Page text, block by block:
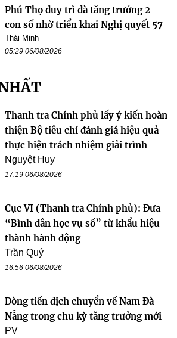
Phú Thọ duy trì đà tăng trưởng 2
con số nhờ triển khai Nghị quyết 57
Thái Minh
05:29 06/08/2026
Thanh tra Chính phủ lấy ý kiến hoàn
thiện Bộ tiêu chí đánh giá hiệu quả
thực hiện trách nhiệm giải trình
Nguyệt Huy
17:19 06/08/2026
Cục VI (Thanh tra Chính phủ): Đưa
“Bình dân học vụ số” từ khẩu hiệu
thành hành động
Trần Quý
16:56 06/08/2026
Dòng tiền dịch chuyển về Nam Đà
Nẵng trong chu kỳ tăng trưởng mới
PV